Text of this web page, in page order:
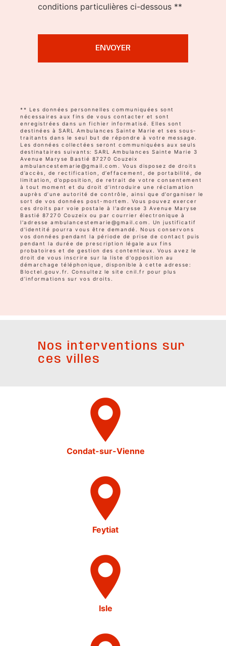
conditions particulières ci-dessous **
ENVOYER
** Les données personnelles communiquées sont
nécessaires aux fins de vous contacter et sont
enregistrées dans un fichier informatisé. Elles sont
destinées à SARL Ambulances Sainte Marie et ses sous-
traitants dans le seul but de répondre à votre message.
Les données collectées seront communiquées aux seuls
destinataires suivants: SARL Ambulances Sainte Marie 3
Avenue Maryse Bastié 87270 Couzeix
ambulancestemarie@gmail.com. Vous disposez de droits
d’accès, de rectification, d’effacement, de portabilité, de
limitation, d’opposition, de retrait de votre consentement
à tout moment et du droit d’introduire une réclamation
auprès d’une autorité de contrôle, ainsi que d’organiser le
sort de vos données post-mortem. Vous pouvez exercer
ces droits par voie postale à l'adresse 3 Avenue Maryse
Bastié 87270 Couzeix ou par courrier électronique à
l'adresse ambulancestemarie@gmail.com. Un justificatif
d'identité pourra vous être demandé. Nous conservons
vos données pendant la période de prise de contact puis
pendant la durée de prescription légale aux fins
probatoires et de gestion des contentieux. Vous avez le
droit de vous inscrire sur la liste d'opposition au
démarchage téléphonique, disponible à cette adresse:
Bloctel.gouv.fr . Consultez le site cnil.fr pour plus
d’informations sur vos droits.
Nos interventions sur
ces villes
Condat-sur-Vienne
Feytiat
Isle